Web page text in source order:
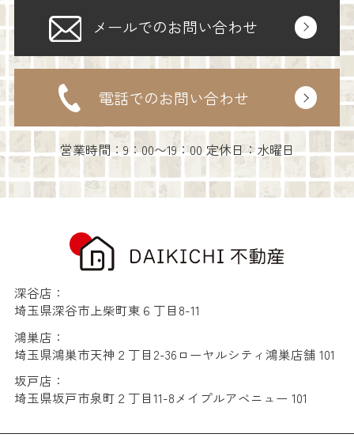
メールでのお問い合わせ
電話でのお問い合わせ
営業時間：9：00〜19：00 定休日：水曜日
深谷店：
埼玉県深谷市上柴町東６丁目8-11
鴻巣店：
埼玉県鴻巣市天神２丁目2-36ローヤルシティ鴻巣店舗 101
坂戸店：
埼玉県坂戸市泉町２丁目11-8メイプルアベニュー 101